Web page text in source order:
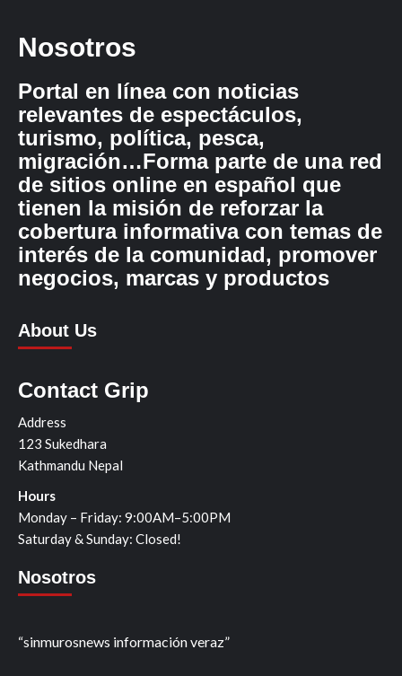
Nosotros
Portal en línea con noticias
relevantes de espectáculos,
turismo, política, pesca,
migración…Forma parte de una red
de sitios online en español que
tienen la misión de reforzar la
cobertura informativa con temas de
interés de la comunidad, promover
negocios, marcas y productos
About Us
Contact Grip
Address
123 Sukedhara
Kathmandu Nepal
Hours
Monday – Friday: 9:00AM–5:00PM
Saturday & Sunday: Closed!
Nosotros
“sinmurosnews información veraz”